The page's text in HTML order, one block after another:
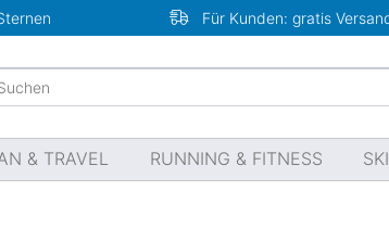
Für Kunden: gratis
& TRAVEL RUNNING & FITNESS